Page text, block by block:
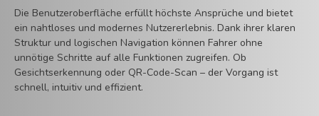
Die Benutzeroberfläche erfüllt höchste Ansprüche und bietet
ein nahtloses und modernes Nutzererlebnis. Dank ihrer klaren
Struktur und logischen Navigation können Fahrer ohne
unnötige Schritte auf alle Funktionen zugreifen. Ob
Gesichtserkennung oder QR-Code-Scan – der Vorgang ist
schnell, intuitiv und effizient.